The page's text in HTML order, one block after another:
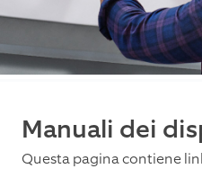
Manuali dei
Questa pagina contiene